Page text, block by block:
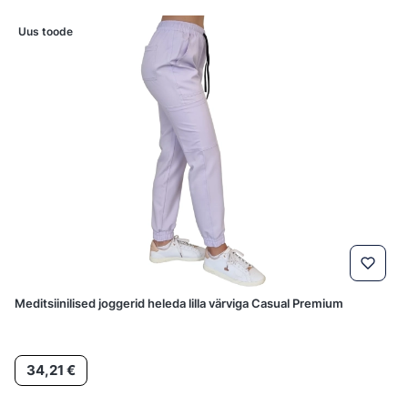
Uus toode
Meditsiinilised joggerid heleda lilla värviga Casual Premium
Hind
34,21 €